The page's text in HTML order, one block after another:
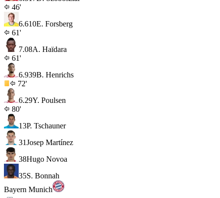
46'
6.610E. Forsberg
61'
7.08A. Haïdara
61'
6.939B. Henrichs
72'
6.29Y. Poulsen
80'
13P. Tschauner
31Josep Martínez
38Hugo Novoa
35S. Bonnah
Bayern Munich